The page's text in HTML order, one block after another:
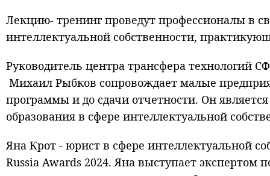
Лекцию- тренинг проведут профессионалы в
интеллектуальной собственности,
Руководитель центра трансфера технологий
Михаил Рыбков сопровождает малые
программы и до сдачи отчетности. Он
образования в сфере интеллектуальной
Яна Крот - юрист в сфере интеллектуальной
Russia Awards 2024. Яна выступает